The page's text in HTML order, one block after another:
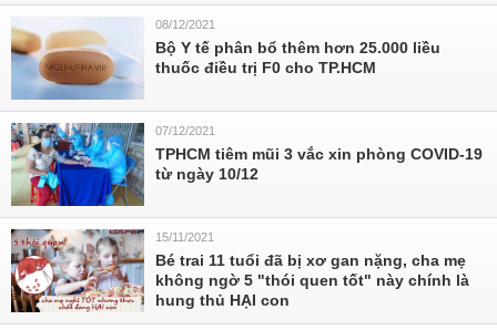
08/12/2021
Bộ Y tế phân bổ thêm hơn 25.000 liều
thuốc điều trị F0 cho TP.HCM
07/12/2021
TPHCM tiêm mũi 3 vắc xin phòng COVID-19
từ ngày 10/12
15/11/2021
Bé trai 11 tuổi đã bị xơ gan nặng, cha mẹ
không ngờ 5 "thói quen tốt" này chính là
hung thủ HẠI con